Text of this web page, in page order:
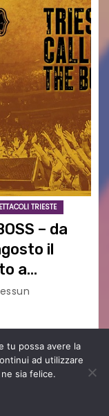
TRIESTE
– da
il
a
9 agosto 2026
DUO,
ANTHONY
tu possa avere la
ad utilizzare
sia felice.